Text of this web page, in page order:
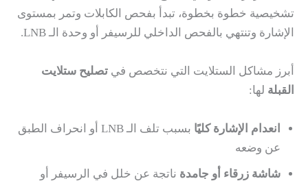
تشخيصية خطوة بخطوة، تبدأ بفحص الكابلات وتمر بمستوى
الإشارة وتنتهي بالفحص الداخلي للرسيفر أو وحدة الـ LNB.
أبرز مشاكل الستلايت التي نتخصص في تصليح ستلايت
القبلة لها:
انعدام الإشارة كليًا
بسبب تلف الـ LNB أو انحراف الطبق
عن وضعه
شاشة زرقاء أو جامدة ناتجة عن خلل في الرسيفر أو